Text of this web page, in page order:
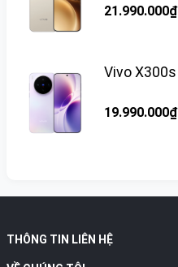
21.990.000₫
Vivo X300s
19.990.000₫
THÔNG TIN LIÊN HỆ